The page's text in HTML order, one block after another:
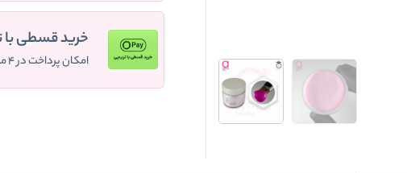
خرید قسطی با
امکان پرداخت در ۴ مرحله